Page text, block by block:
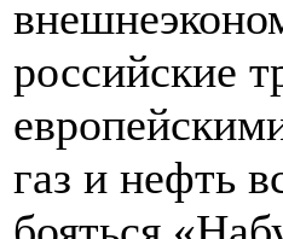
российские
газ и нефть